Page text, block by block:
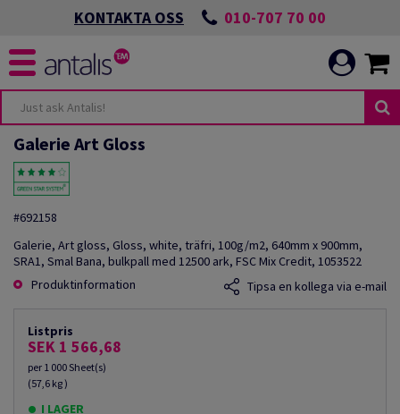
KONTAKTA OSS 010-707 70 00
Galerie Art Gloss
#692158
Galerie, Art gloss, Gloss, white, träfri, 100g/m2, 640mm x 900mm,
SRA1, Smal Bana, bulkpall med 12500 ark, FSC Mix Credit, 1053522
Produktinformation
Tipsa en kollega via e-mail
Listpris
SEK 1 566,68
per 1 000 Sheet(s)
(57,6 kg )
I LAGER